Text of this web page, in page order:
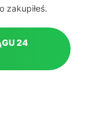
zakupiłeś.
24